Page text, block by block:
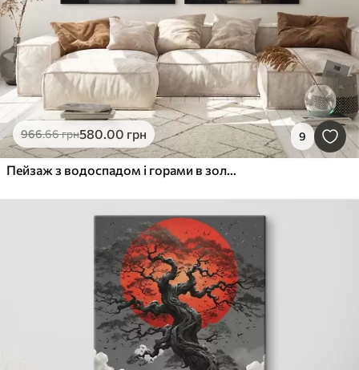
966.66грн580.00 грн 9
Пейзаж з водоспадом і горами в золотому світлі